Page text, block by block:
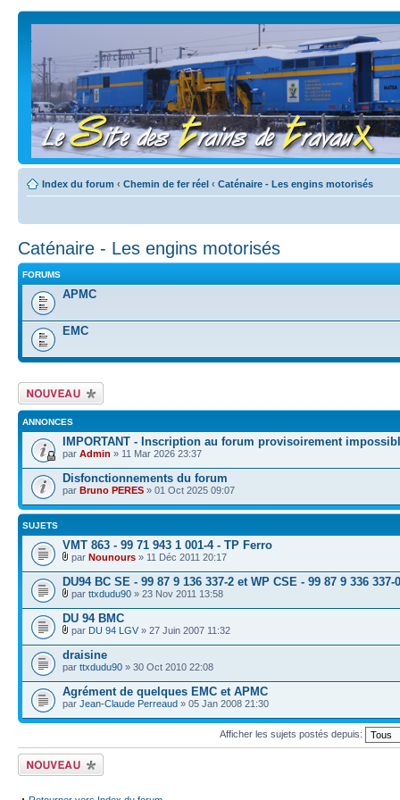
Index du forum ‹ Chemin de fer réel ‹ Caténaire - Les engins motorisés
Caténaire - Les engins motorisés
FORUMS
APMC
EMC
Écrire un nouveau
sujet
ANNONCES
IMPORTANT - Inscription au forum provisoirement
par Admin » 11 Mar 2026 23:37
Disfonctionnements du forum
par Bruno PERES » 01 Oct 2025 09:07
SUJETS
VMT 863 - 99 71 943 1 001-4 - TP Ferro
par Nounours » 11 Déc 2011 20:17
DU94 BC SE - 99 87 9 136 337-2 et WP CSE - 99 87 9 336 337-0
par ttxdudu90 » 23 Nov 2011 13:58
DU 94 BMC
par DU 94 LGV » 27 Juin 2007 11:32
draisine
par ttxdudu90 » 30 Oct 2010 22:08
Agrément de quelques EMC et APMC
par Jean-Claude Perreaud » 05 Jan 2008 21:30
Afficher les sujets postés depuis:
Écrire un nouveau
sujet